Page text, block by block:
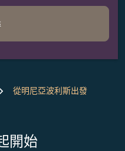
從明尼亞波利斯出發
開始